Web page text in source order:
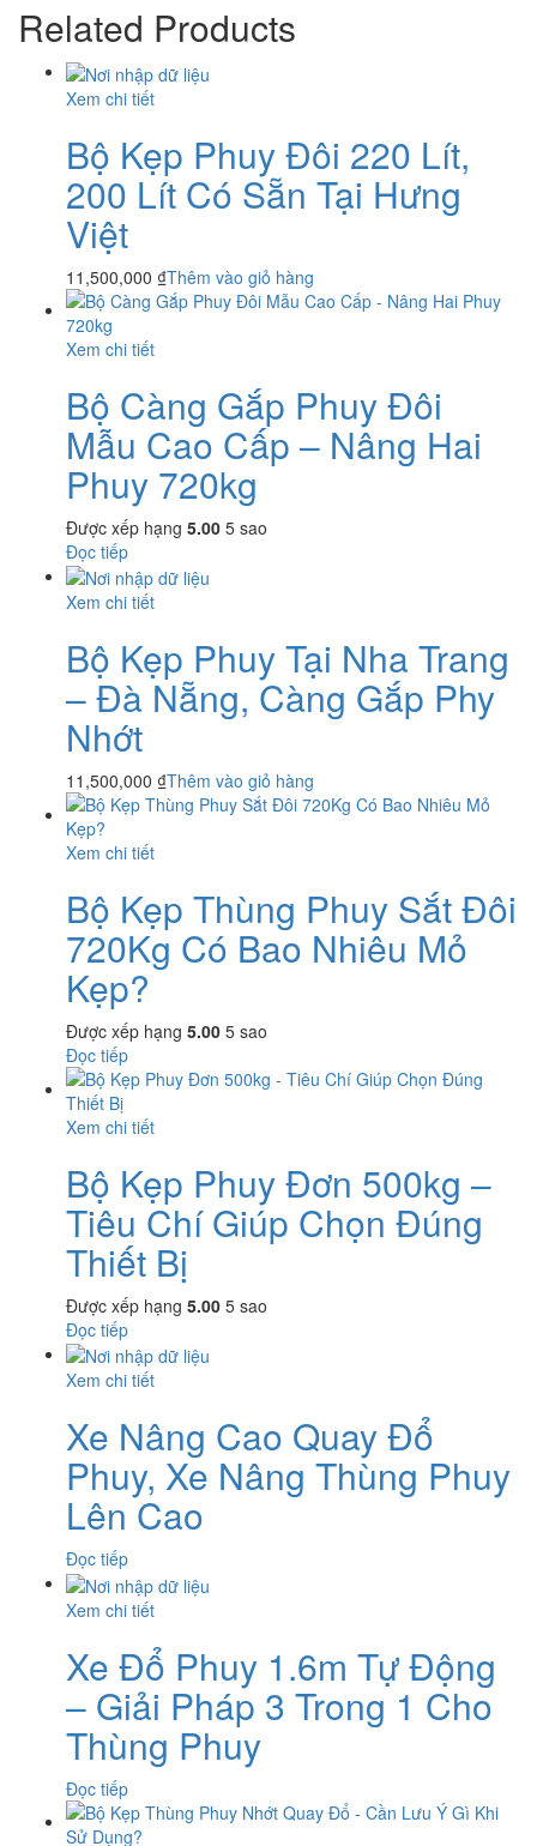
Related Products
Xem chi tiết
Bộ Kẹp Phuy Đôi 220 Lít,
200 Lít Có Sẵn Tại Hưng
Việt
11,500,000 ₫Thêm vào giỏ hàng
Xem chi tiết
Bộ Càng Gắp Phuy Đôi
Mẫu Cao Cấp – Nâng Hai
Phuy 720kg
Được xếp hạng 5.00 5 sao
Đọc tiếp
Xem chi tiết
Bộ Kẹp Phuy Tại Nha Trang
– Đà Nẵng, Càng Gắp Phy
Nhớt
11,500,000 ₫Thêm vào giỏ hàng
Xem chi tiết
Bộ Kẹp Thùng Phuy Sắt Đôi
720Kg Có Bao Nhiêu Mỏ
Kẹp?
Được xếp hạng 5.00 5 sao
Đọc tiếp
Xem chi tiết
Bộ Kẹp Phuy Đơn 500kg –
Tiêu Chí Giúp Chọn Đúng
Thiết Bị
Được xếp hạng 5.00 5 sao
Đọc tiếp
Xem chi tiết
Xe Nâng Cao Quay Đổ
Phuy, Xe Nâng Thùng Phuy
Lên Cao
Đọc tiếp
Xem chi tiết
Xe Đổ Phuy 1.6m Tự Động
– Giải Pháp 3 Trong 1 Cho
Thùng Phuy
Đọc tiếp